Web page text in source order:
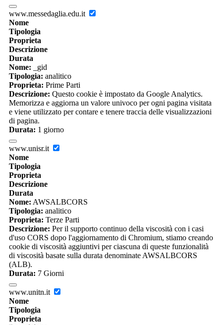
www.messedaglia.edu.it
Nome
Tipologia
Proprieta
Descrizione
Durata
Nome: _gid
Tipologia: analitico
Proprieta: Prime Parti
Descrizione: Questo cookie è impostato da Google Analytics.
Memorizza e aggiorna un valore univoco per ogni pagina visitata
e viene utilizzato per contare e tenere traccia delle visualizzazioni
di pagina.
Durata: 1 giorno
www.unisr.it
Nome
Tipologia
Proprieta
Descrizione
Durata
Nome: AWSALBCORS
Tipologia: analitico
Proprieta: Terze Parti
Descrizione: Per il supporto continuo della viscosità con i casi
d'uso CORS dopo l'aggiornamento di Chromium, stiamo creando
cookie di viscosità aggiuntivi per ciascuna di queste funzionalità
di viscosità basate sulla durata denominate AWSALBCORS
(ALB).
Durata: 7 Giorni
www.unitn.it
Nome
Tipologia
Proprieta